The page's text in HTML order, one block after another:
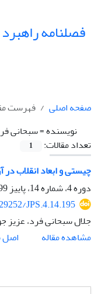
فصلنامه
صفحه اصلی
فهرست
نویسنده =سبحانی
تعداد مقالات:
1
چیستی و ابعاد انقلاب
دوره 4، شماره 14، پاییز 1399، صفحه
JPS.4.14.195
جلال سبحانی فرد، عزیز
مشاهده مقاله
اصل